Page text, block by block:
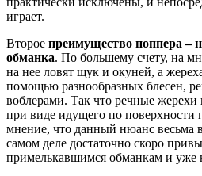
играет.
Второе преимущество поппера –
обманка. По большему счету, на
на нее ловят щук и окуней, а
помощью разнообразных блесен,
воблерами. Так что речные
при виде идущего по поверхности
мнение, что данный нюанс весьма
самом деле достаточно скоро
примелькавшимся обманкам и уже